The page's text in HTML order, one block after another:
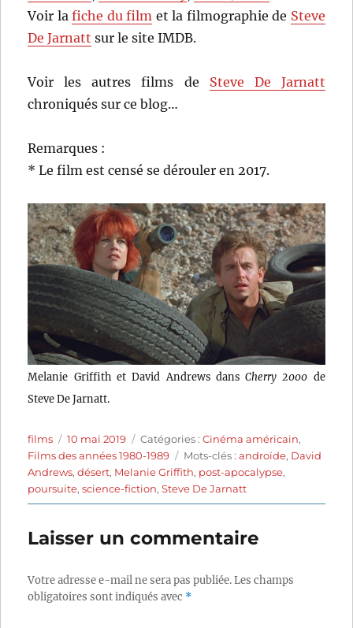
Voir lafiche du film et la filmographie de Steve
De Jarnatt sur le site IMDB.
Voir les autres films de Steve De Jarnatt
chroniqués sur ce blog…
Remarques :
* Le film est censé se dérouler en 2017.
Melanie Griffith et David Andrews dansCherry 2000 de
Steve De Jarnatt.
Auteur
films
Publié
le
10 mai 2019 Catégories
Catégories :Cinéma américain,
Films des années 1980-1989
Étiquettes
Mots-clés :androïde, David
Andrews,désert, Melanie Griffith, post-apocalypse,
poursuite,science-fiction,Steve De Jarnatt
Laisser un commentaire
Votre adresse e-mail ne sera pas publiée.Les champs
obligatoires sont indiqués avec *